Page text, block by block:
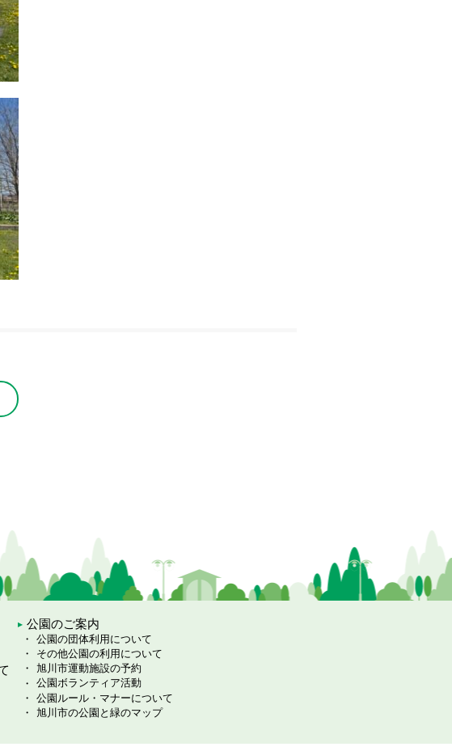
公園のご案内
公園の団体利用について
その他公園の利用について
旭川市運動施設の予約
公園ボランティア活動
公園ルール・マナーについて
旭川市の公園と緑のマップ